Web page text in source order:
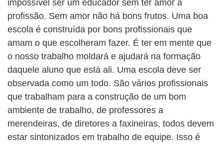
impossível ser um educador sem ter amor à
profissão. Sem amor não há bons frutos. Uma boa
escola é construída por bons profissionais que
amam o que escolheram fazer. É ter em mente que
o nosso trabalho moldará e ajudará na formação
daquele aluno que está ali. Uma escola deve ser
observada como um todo. São vários profissionais
que trabalham para a construção de um bom
ambiente de trabalho, de professores a
merendeiras, de diretores a faxineiras, todos devem
estar sintonizados em trabalho de equipe. Isso é